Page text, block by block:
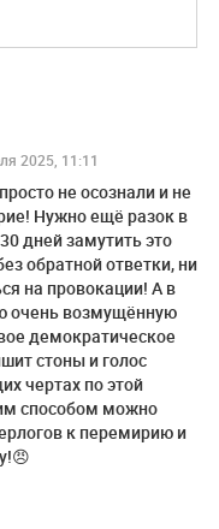
2025, 11:11
не осознали и не
Нужно ещё разок в
дней замутить это
обратной ответки, ни
на провокации! А в
очень возмущённую
демократическое
стоны и голос
чертах по этой
способом можно
к перемирию и